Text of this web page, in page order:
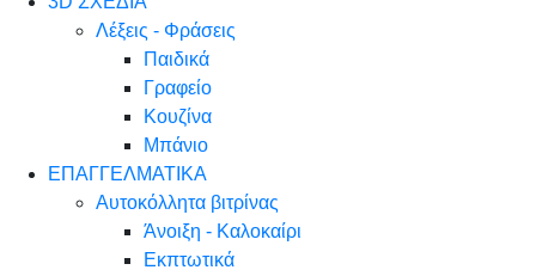
Λέξεις - Φράσεις
Παιδικά
Γραφείο
Κουζίνα
Μπάνιο
ΕΠΑΓΓΕΛΜΑΤΙΚΑ
Αυτοκόλλητα βιτρίνας
Άνοιξη - Καλοκαίρι
Εκπτωτικά